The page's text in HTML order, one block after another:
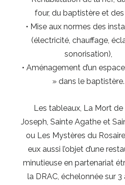
four, du baptistère et des
• Mise aux normes des
(électricité, chauffage,
sonorisation),
• Aménagement d’un
» dans le baptistère.
Les tableaux, La Mort de
Joseph, Sainte Agathe et
ou Les Mystères du
eux aussi l’objet d’une
minutieuse en partenariat
la DRAC, échelonnée sur 3